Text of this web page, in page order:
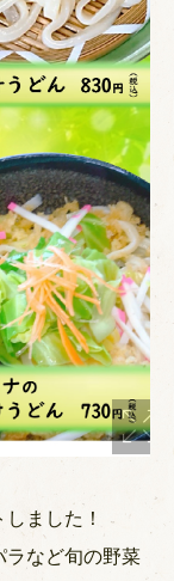
ました！
ラなど旬の野菜